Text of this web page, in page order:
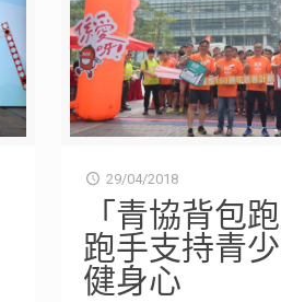
29/04/2018
「青協背包
跑手支持青
健身心